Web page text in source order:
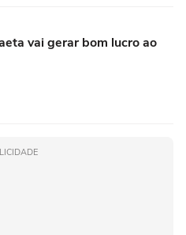
vai gerar bom lucro ao